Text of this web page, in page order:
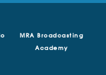
MRA Broadcasting
Academy